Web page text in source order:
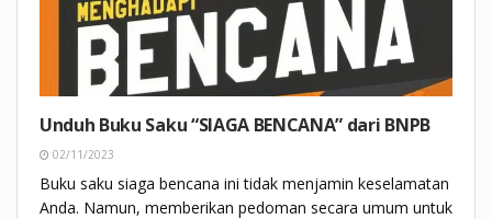
Unduh Buku Saku “SIAGA BENCANA” dari BNPB
02/11/2023
Buku saku siaga bencana ini tidak menjamin keselamatan
Anda. Namun, memberikan pedoman secara umum untuk